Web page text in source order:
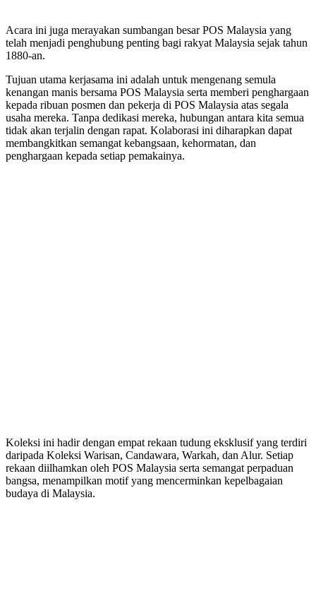
Acara ini juga merayakan sumbangan besar POS Malaysia yang
telah menjadi penghubung penting bagi rakyat Malaysia sejak tahun
1880-an.
Tujuan utama kerjasama ini adalah untuk mengenang semula
kenangan manis bersama POS Malaysia serta memberi penghargaan
kepada ribuan posmen dan pekerja di POS Malaysia atas segala
usaha mereka. Tanpa dedikasi mereka, hubungan antara kita semua
tidak akan terjalin dengan rapat. Kolaborasi ini diharapkan dapat
membangkitkan semangat kebangsaan, kehormatan, dan
penghargaan kepada setiap pemakainya.
Koleksi ini hadir dengan empat rekaan tudung eksklusif yang terdiri
daripada Koleksi Warisan, Candawara, Warkah, dan Alur. Setiap
rekaan diilhamkan oleh POS Malaysia serta semangat perpaduan
bangsa, menampilkan motif yang mencerminkan kepelbagaian
budaya di Malaysia.